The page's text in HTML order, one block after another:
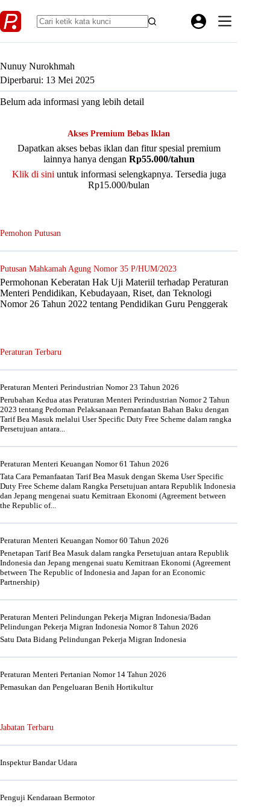
to
content
Nunuy Nurokhmah
Diperbarui: 13 Mei 2025
Belum ada informasi yang lebih detail
Akses Premium Bebas Iklan
Dapatkan akses bebas iklan dan fitur spesial premium
lainnya hanya dengan Rp55.000/tahun
Klik di sini untuk informasi selengkapnya. Tersedia juga
Rp15.000/bulan
Pemohon Putusan
Putusan Mahkamah Agung Nomor 35 P/HUM/2023
Permohonan Keberatan Hak Uji Materiil terhadap Peraturan
Menteri Pendidikan, Kebudayaan, Riset, dan Teknologi
Nomor 26 Tahun 2022 tentang Pendidikan Guru Penggerak
Peraturan Terbaru
Peraturan Menteri Perindustrian Nomor 23 Tahun 2026
Perubahan Kedua atas Peraturan Menteri Perindustrian Nomor 2 Tahun
2023 tentang Pedoman Pelaksanaan Pemanfaatan Bahan Baku dengan
Tarif Bea Masuk melalui User Specific Duty Free Scheme dalam rangka
Persetujuan antara...
Peraturan Menteri Keuangan Nomor 61 Tahun 2026
Tata Cara Pemanfaatan Tarif Bea Masuk dengan Skema User Specific
Duty Free Scheme dalam Rangka Persetujuan antara Republik Indonesia
dan Jepang mengenai suatu Kemitraan Ekonomi (Agreement between
the Republic of...
Peraturan Menteri Keuangan Nomor 60 Tahun 2026
Penetapan Tarif Bea Masuk dalam rangka Persetujuan antara Republik
Indonesia dan Jepang mengenai suatu Kemitraan Ekonomi (Agreement
between The Republic of Indonesia and Japan for an Economic
Partnership)
Peraturan Menteri Pelindungan Pekerja Migran Indonesia/Badan
Pelindungan Pekerja Migran Indonesia Nomor 8 Tahun 2026
Satu Data Bidang Pelindungan Pekerja Migran Indonesia
Peraturan Menteri Pertanian Nomor 14 Tahun 2026
Pemasukan dan Pengeluaran Benih Hortikultur
Jabatan Terbaru
Inspektur Bandar Udara
Penguji Kendaraan Bermotor